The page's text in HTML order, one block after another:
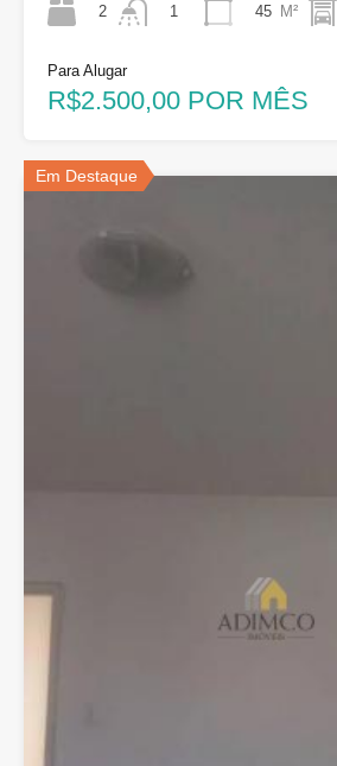
2
1
45 M²
Para Alugar
R$2.500,00 POR MÊS
Em Destaque